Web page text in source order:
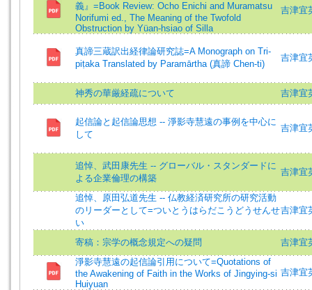
義』=Book Review: Ocho Enichi and Muramatsu
Norifumi ed., The Meaning of the Twofold
Obstruction by Yüan-hsiao of Silla
吉津宜
真諦三蔵訳出経律論研究誌=A Monograph on Tri-
piṭaka Translated by Paramārtha (真諦 Chen-ti)
吉津宜
神秀の華厳経疏について 吉津宜
起信論と起信論思想 -- 淨影寺慧遠の事例を中心に
して
吉津宜
追悼、武田康先生 -- グローバル・スタンダードに
よる企業倫理の構築
吉津宜
追悼、原田弘道先生 -- 仏教経済研究所の研究活動
のリーダーとして=ついとうはらだこうどうせんせ
い
吉津宜
寄稿：宗学の概念規定への疑問
吉津宜
淨影寺慧遠の起信論引用について=Quotations of
the Awakening of Faith in the Works of Jingying-si
Huiyuan
吉津宜